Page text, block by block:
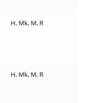
H, Mk, M, R
H, Mk, M, R